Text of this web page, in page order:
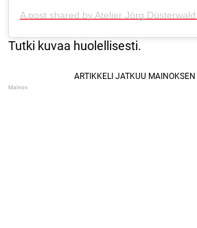
Tutki kuvaa huolellisesti.